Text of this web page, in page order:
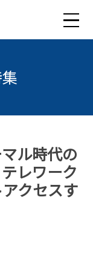
ル時代の
レワーク
クセスす